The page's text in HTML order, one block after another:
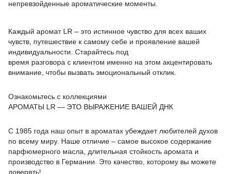
непревзойденные ароматические моменты.
Каждый аромат LR – это истинное чувство для всех ваших
чувств, путешествие к самому себе и проявление вашей
индивидуальности. Старайтесь под
время разговора с клиентом именно на этом акцентировать
внимание, чтобы вызвать эмоциональный отклик.
Ознакомьтесь с коллекциями
АРОМАТЫ LR — ЭТО ВЫРАЖЕНИЕ ВАШЕЙ ДНК
С 1985 года наш опыт в ароматах убеждает любителей духов
по всему миру. Наше отличие – самое высокое содержание
парфюмерного масла, длительная стойкость аромата и
производство в Германии. Это качество, которому вы можете
доверять!